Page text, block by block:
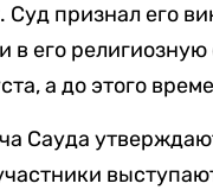
Суд признал его
в его
а до этого
Сауда